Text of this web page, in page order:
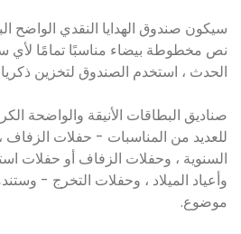
سيكون صندوق الهدايا النقدي الواضح
نص مخطوطة بيضاء مناسبًا تمامًا لأي
الحدث ، استخدم الصندوق لتخزين
صناديق البطاقات الأنيقة والواضحة
للعديد من المناسبات - حفلات الزفاف
السنوية ، وحفلات الزفاف أو حفلات
وأعياد الميلاد ، وحفلات التخرج -
موضوع.